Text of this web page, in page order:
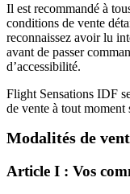
Il est recommandé à
conditions de vente
reconnaissez avoir lu
avant de passer
d’accessibilité.
Flight Sensations IDF
de vente à tout moment
Modalités de
Article I : Vos